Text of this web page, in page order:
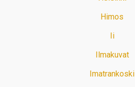
Himos
Ii
Ilmakuvat
Imatrankoski